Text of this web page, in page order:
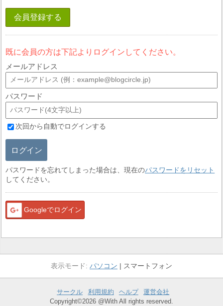
会員登録する
既に会員の方は下記よりログインしてください。
メールアドレス
パスワード
次回から自動でログインする
ログイン
パスワードを忘れてしまった場合は、現在のパスワードをリセット
してください。
Googleでログイン
パソコン スマートフォン
サークル 利用規約 ヘルプ
運営会社
Copyright©2026 @With All rights reserved.